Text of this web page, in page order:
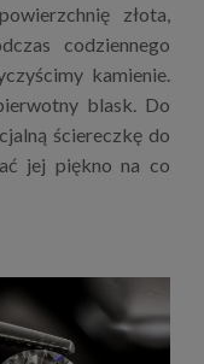
złota,
codziennego
kamienie.
blask. Do
ściereczkę do
jej piękno na co